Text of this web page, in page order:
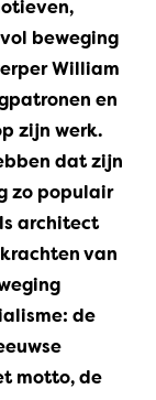
beweging
William
en
zijn werk.
dat zijn
zo populair
architect
van
de
motto, de